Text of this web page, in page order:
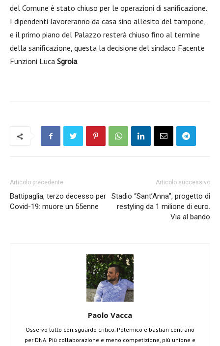
del Comune è stato chiuso per le operazioni di sanificazione.
I dipendenti lavoreranno da casa sino all’esito del tampone,
e il primo piano del Palazzo resterà chiuso fino al termine
della sanificazione, questa la decisione del sindaco Facente
Funzioni Luca Sgroia.
Articolo precedente
Battipaglia, terzo decesso per
Covid-19: muore un 55enne
Articolo successivo
Stadio “Sant’Anna”, progetto di
restyling da 1 milione di euro.
Via al bando
Paolo Vacca
Osservo tutto con sguardo critico. Polemico e bastian contrario
per DNA. Più collaborazione e meno competizione, più unione e